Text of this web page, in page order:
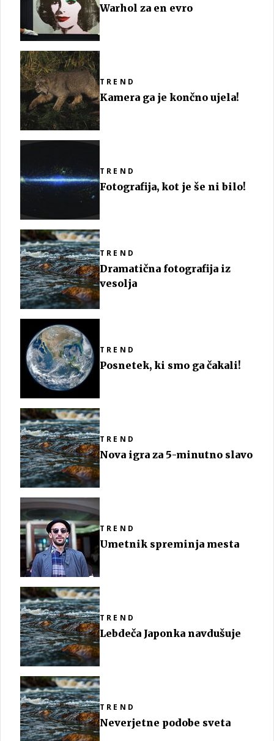
Warhol za en evro
TREND
Kamera ga je končno ujela!
TREND
Fotografija, kot je še ni bilo!
TREND
Dramatična fotografija iz
vesolja
TREND
Posnetek, ki smo ga čakali!
TREND
Nova igra za 5-minutno slavo
TREND
Umetnik spreminja mesta
TREND
Lebdeča Japonka navdušuje
TREND
Neverjetne podobe sveta